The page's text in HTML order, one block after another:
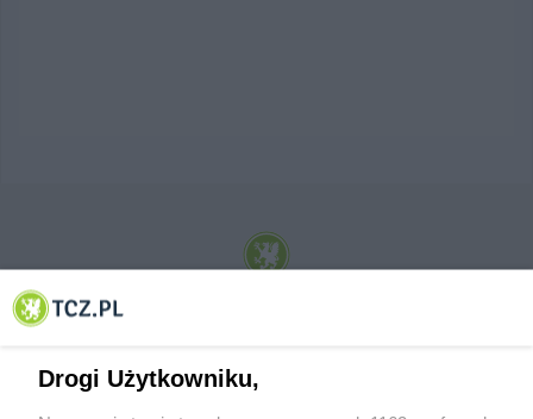
© 2001-2026 Tczew - TCZ.PL Sp. z o.o. Internetowy Serwis Informacyjny Miasta
Drogi Użytkowniku,